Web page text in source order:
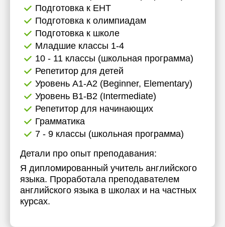
Подготовка к ЕНТ
Подготовка к олимпиадам
Подготовка к школе
Младшие классы 1-4
10 - 11 классы (школьная программа)
Репетитор для детей
Уровень А1-А2 (Beginner, Elementary)
Уровень B1-B2 (Intermediate)
Репетитор для начинающих
Грамматика
7 - 9 классы (школьная программа)
Детали про опыт преподавания:
Я дипломированный учитель английского
языка. Проработала преподавателем
английского языка в школах и на частных
курсах.